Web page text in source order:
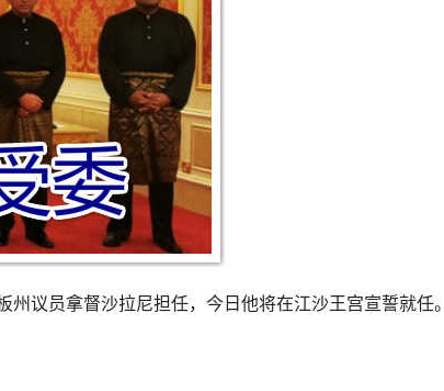
议员拿督沙拉尼担任，今日他将在江沙王宫宣誓就任。